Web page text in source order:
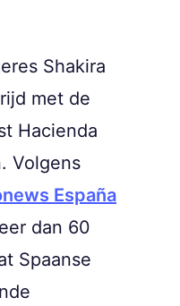
Shakira
met de
Hacienda
Volgens
España
dan 60
Spaanse